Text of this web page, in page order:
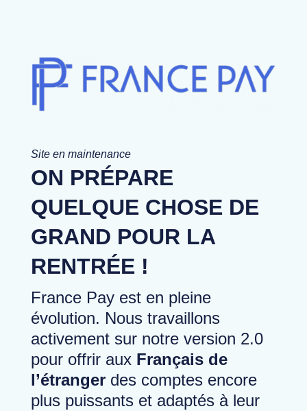
Site en maintenance
ON PRÉPARE
QUELQUE CHOSE DE
GRAND POUR LA
RENTRÉE !
France Pay est en pleine
évolution. Nous travaillons
activement sur notre version 2.0
pour offrir aux Français de
l’étrangerdes comptes encore
plus puissants et adaptés à leur